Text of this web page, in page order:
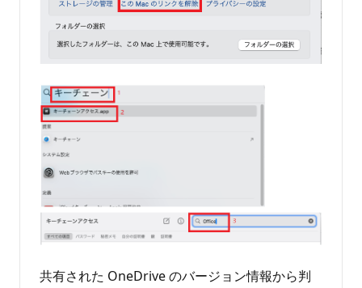
共有された OneDrive のバージョン情報から判